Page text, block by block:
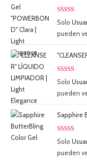
Valorado
5.00
5
Solo
pueden
Valorado
5.00
5
Solo
pueden
Sapphire
Valorado
5.00
5
Solo
pueden